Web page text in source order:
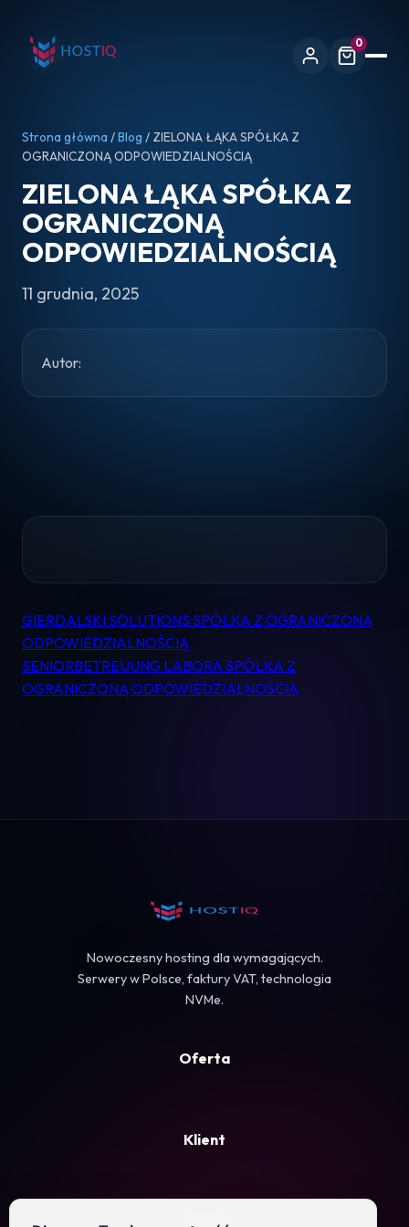
0
Pomoc
Kontakt
Strona główna /Blog / ZIELONA ŁĄKA SPÓŁKA Z
OGRANICZONĄ ODPOWIEDZIALNOŚCIĄ
ZIELONA ŁĄKA SPÓŁKA Z
OGRANICZONĄ
ODPOWIEDZIALNOŚCIĄ
11 grudnia, 2025
Autor:
Nawigacja
wpisu
GIERDALSKI SOLUTIONS SPÓŁKA Z OGRANICZONĄ
ODPOWIEDZIALNOŚCIĄ
SENIORBETREUUNG LABORA SPÓŁKA Z
OGRANICZONĄ ODPOWIEDZIALNOŚCIĄ
Nowoczesny hosting dla wymagających.
Serwery w Polsce, faktury VAT, technologia
NVMe.
Oferta
Klient
Firma